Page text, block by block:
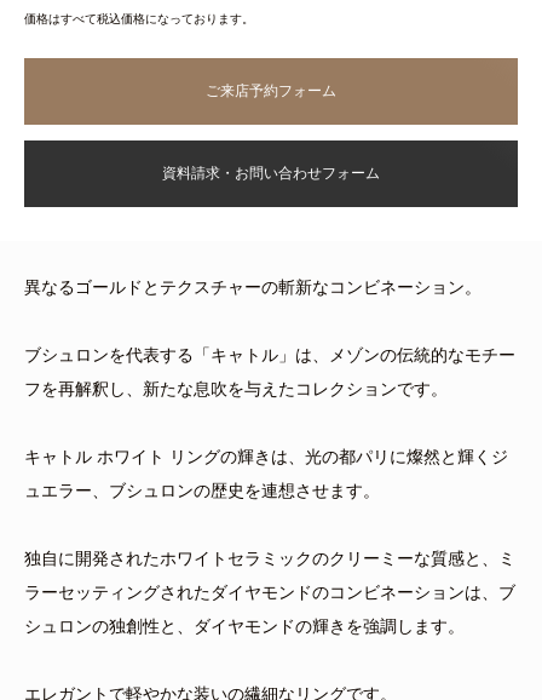
価格はすべて税込価格になっております。
ご来店予約フォーム
資料請求・お問い合わせフォーム
異なるゴールドとテクスチャーの斬新なコンビネーション。
ブシュロンを代表する「キャトル」は、メゾンの伝統的なモチー
フを再解釈し、新たな息吹を与えたコレクションです。
キャトル ホワイト リングの輝きは、光の都パリに燦然と輝くジ
ュエラー、ブシュロンの歴史を連想させます。
独自に開発されたホワイトセラミックのクリーミーな質感と、ミ
ラーセッティングされたダイヤモンドのコンビネーションは、ブ
シュロンの独創性と、ダイヤモンドの輝きを強調します。
エレガントで軽やかな装いの繊細なリングです。